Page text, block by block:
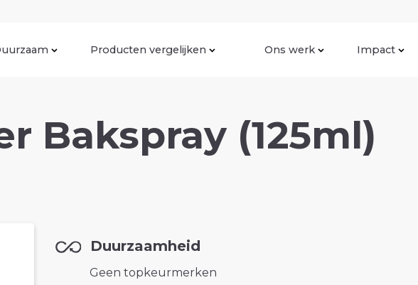
Producten vergelijken Ons werk Impact
Bakspray (125ml)
Duurzaamheid
Geen topkeurmerken